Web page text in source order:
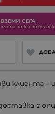
ВЗЕМИ СЕГА,
плати по-късно без
клиента –
с